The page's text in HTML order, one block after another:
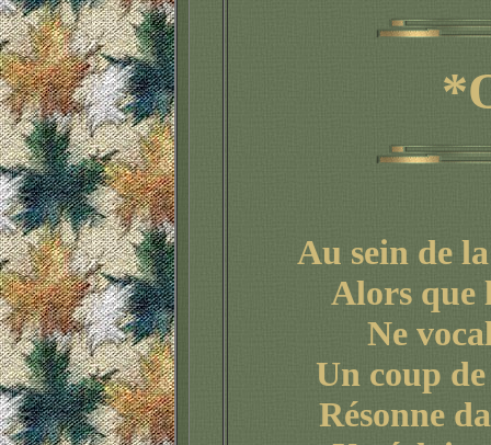
Au sein de
Alors que
Ne
Un coup
Résonne